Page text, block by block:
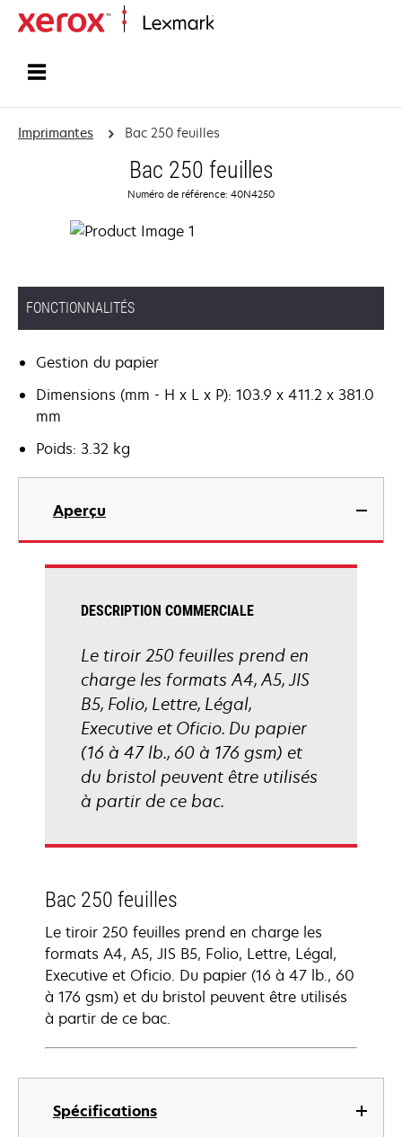
Imprimantes Bac 250 feuilles
Bac 250 feuilles
Numéro de référence: 40N4250
FONCTIONNALITÉS
Gestion du papier
Dimensions (mm - H x L x P): 103.9 x 411.2 x 381.0
mm
Poids: 3.32 kg
Aperçu
Spécifications
DESCRIPTION COMMERCIALE
Le tiroir 250 feuilles prend en
charge les formats A4, A5, JIS
B5, Folio, Lettre, Légal,
Executive et Oficio. Du papier
(16 à 47 lb., 60 à 176 gsm) et
du bristol peuvent être utilisés
à partir de ce bac.
Bac 250 feuilles
Le tiroir 250 feuilles prend en charge les
formats A4, A5, JIS B5, Folio, Lettre, Légal,
Executive et Oficio. Du papier (16 à 47 lb., 60
à 176 gsm) et du bristol peuvent être utilisés
à partir de ce bac.